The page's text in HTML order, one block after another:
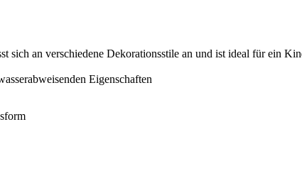
sich an verschiedene Dekorationsstile an und ist ideal für ein
Eigenschaften